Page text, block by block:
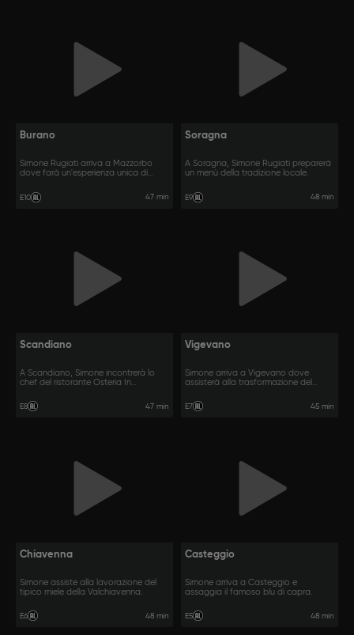
Burano
Simone Rugiati arriva a Mazzorbo
dove farà un'esperienza unica di
E10 47 min
Soragna
A Soragna, Simone Rugiati preparerà
un menù della tradizione locale.
E9 48 min
Scandiano
A Scandiano, Simone incontrerà lo
chef del ristorante Osteria In
E8 47 min
Vigevano
Simone arriva a Vigevano dove
assisterà alla trasformazione del
E7 45 min
Chiavenna
Simone assiste alla lavorazione del
tipico miele della Valchiavenna.
E6 48 min
Casteggio
Simone arriva a Casteggio e
assaggia il famoso blu di capra.
E5 48 min